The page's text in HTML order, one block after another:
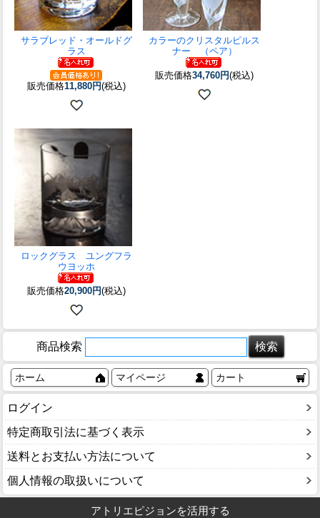
サラブレッド・オールドグ
ラス
販売価格11,880円(税込)
カラーのクリスタルピルス
ナー （ペア）
販売価格34,760円(税込)
ロックグラス ユングフラ
ウヨッホ
販売価格20,900円(税込)
商品検索
ホーム マイページ カート
ログイン
特定商取引法に基づく表示
送料とお支払い方法について
個人情報の取扱いについて
アトリエピジョンを活用する